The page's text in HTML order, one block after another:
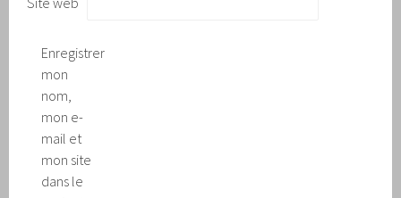
Enregistrer
mon
nom,
mon e-
mail et
mon site
dans le